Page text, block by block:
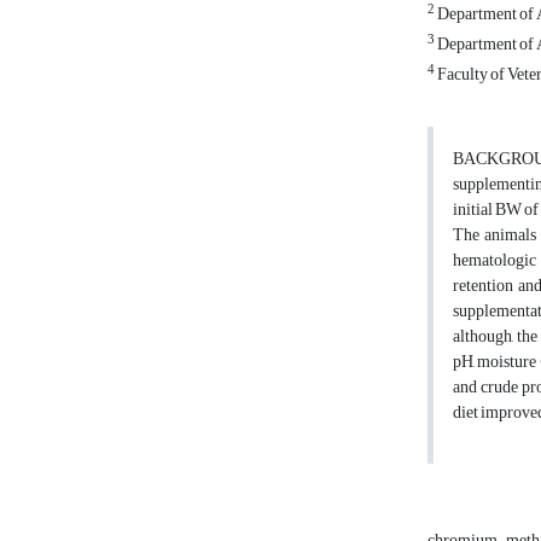
2Department of
3Department of
4Faculty of
initial BW of
The
retention
although,
pH,
and crude
diet